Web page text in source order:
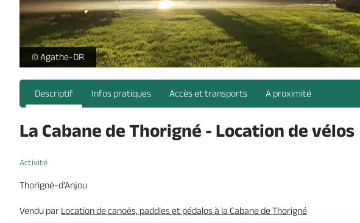
restaurant-la-cabane-thorigné-d'anjou-49-photo1 -
© Agathe-DR
Descriptif Infos pratiques Accès et transports A proximité
La Cabane de Thorigné - Location de vélos
Activité
Thorigné-d'Anjou
Vendu par Location de canoës, paddles et pédalos à la Cabane de Thorigné